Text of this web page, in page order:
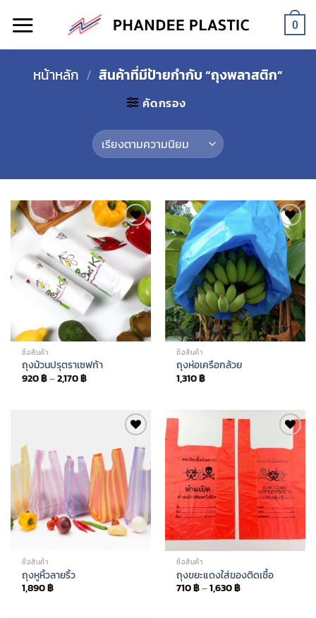
0
หน้าหลัก / สินค้าที่มีป้ายกำกับ “ถุงพลาสติก”
คัดกรอง
Add to
wishlist
ซื้อสินค้า
ถุงม้วนปรุตราเซฟก้า
920฿–2,170฿
Add to
wishlist
ซื้อสินค้า
ถุงห่อเครือกล้วย
1,310฿
Add to
wishlist
ซื้อสินค้า
ถุงหูหิ้วลายริ้ว
1,890฿
Add to
wishlist
ซื้อสินค้า
ถุงขยะแดงใส่ของติดเชื้อ
710฿–1,630฿